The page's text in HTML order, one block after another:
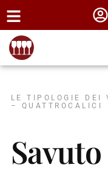
LE TIPOLOGIE DEI
– QUATTROCALICI